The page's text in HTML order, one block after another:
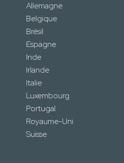
Allemagne
Belgique
Brésil
Espagne
Inde
Irlande
Italie
Luxembourg
Portugal
Royaume-Uni
Suisse